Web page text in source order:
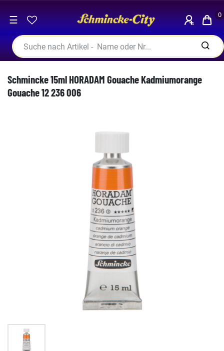
☰ 0
Schmincke 15ml HORADAM Gouache Kadmiumorange
Gouache 12 236 006